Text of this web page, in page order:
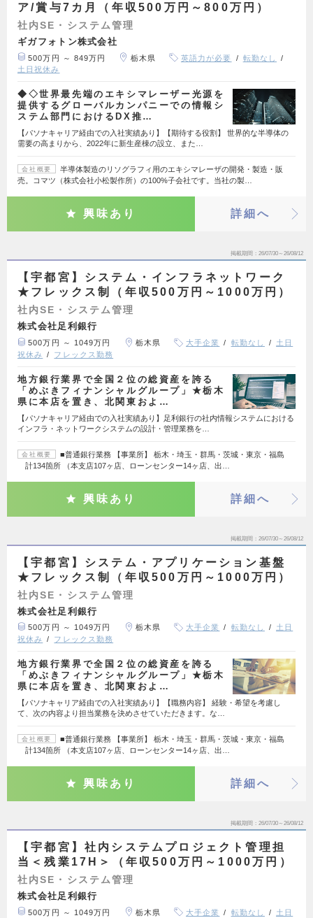
ア/賞与7カ月（年収500万円～800万円）
社内SE・システム管理
ギガフォトン株式会社
500万円 ～ 849万円 栃木県 英語力が必要
転勤なし
土日祝休み
◆◇世界最先端のエキシマレーザー光源を
提供するグローバルカンパニーでの情報シ
ステム部門におけるDX推…
【パソナキャリア経由での入社実績あり】【期待する役割】 世界的な半導体の
需要の高まりから、2022年に新生産棟の設立、また…
会社概要
半導体製造のリソグラフィ用のエキシマレーザの開発・製造・販
売。コマツ（株式会社小松製作所）の100%子会社です。当社の製…
興味あり 詳細へ
掲載期間 26/07/30～26/08/12
【宇都宮】システム・インフラネットワーク
★フレックス制（年収500万円～1000万円）
社内SE・システム管理
株式会社足利銀行
500万円 ～ 1049万円 栃木県 大手企業 転勤なし
土日
祝休み
フレックス勤務
地方銀行業界で全国２位の総資産を誇る
「めぶきフィナンシャルグループ」★栃木
県に本店を置き、北関東およ…
【パソナキャリア経由での入社実績あり】足利銀行の社内情報システムにおける
インフラ・ネットワークシステムの設計・管理業務を…
会社概要
■普通銀行業務 【事業所】 栃木・埼玉・群馬・茨城・東京・福島
計134箇所 （本支店107ヶ店、ローンセンター14ヶ店、出…
興味あり 詳細へ
掲載期間 26/07/30～26/08/12
【宇都宮】システム・アプリケーション基盤
★フレックス制（年収500万円～1000万円）
社内SE・システム管理
株式会社足利銀行
500万円 ～ 1049万円 栃木県 大手企業 転勤なし
土日
祝休み
フレックス勤務
地方銀行業界で全国２位の総資産を誇る
「めぶきフィナンシャルグループ」★栃木
県に本店を置き、北関東およ…
【パソナキャリア経由での入社実績あり】【職務内容】 経験・希望を考慮し
て、次の内容より担当業務を決めさせていただきます。な…
会社概要
■普通銀行業務 【事業所】 栃木・埼玉・群馬・茨城・東京・福島
計134箇所 （本支店107ヶ店、ローンセンター14ヶ店、出…
興味あり 詳細へ
掲載期間 26/07/30～26/08/12
【宇都宮】社内システムプロジェクト管理担
当＜残業17H＞（年収500万円～1000万円）
社内SE・システム管理
株式会社足利銀行
500万円 ～ 1049万円 栃木県 大手企業 転勤なし
土日